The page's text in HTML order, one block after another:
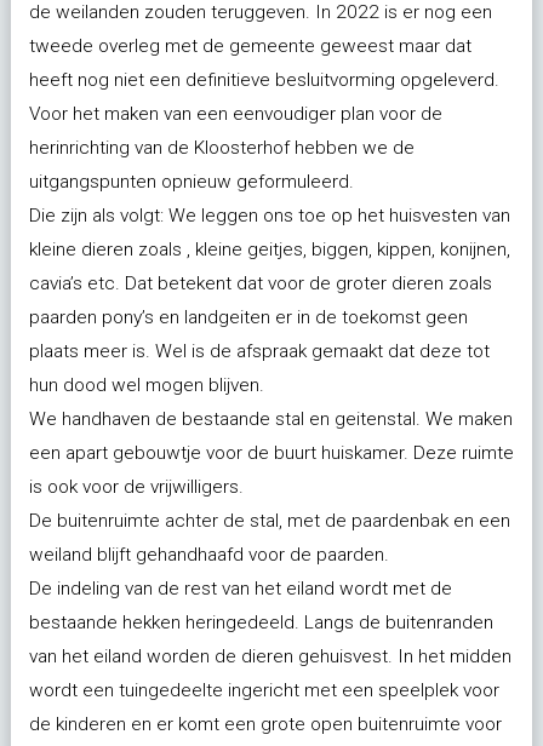
de weilanden zouden teruggeven. In 2022 is er nog een
tweede overleg met de gemeente geweest maar dat
heeft nog niet een definitieve besluitvorming opgeleverd.
Voor het maken van een eenvoudiger plan voor de
herinrichting van de Kloosterhof hebben we de
uitgangspunten opnieuw geformuleerd.
Die zijn als volgt: We leggen ons toe op het huisvesten van
kleine dieren zoals , kleine geitjes, biggen, kippen, konijnen,
cavia’s etc. Dat betekent dat voor de groter dieren zoals
paarden pony’s en landgeiten er in de toekomst geen
plaats meer is. Wel is de afspraak gemaakt dat deze tot
hun dood wel mogen blijven.
We handhaven de bestaande stal en geitenstal. We maken
een apart gebouwtje voor de buurt huiskamer. Deze ruimte
is ook voor de vrijwilligers.
De buitenruimte achter de stal, met de paardenbak en een
weiland blijft gehandhaafd voor de paarden.
De indeling van de rest van het eiland wordt met de
bestaande hekken heringedeeld. Langs de buitenranden
van het eiland worden de dieren gehuisvest. In het midden
wordt een tuingedeelte ingericht met een speelplek voor
de kinderen en er komt een grote open buitenruimte voor